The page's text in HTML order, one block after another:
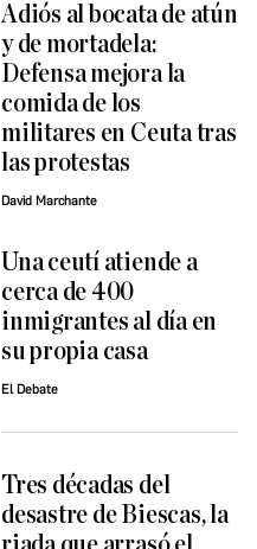
Adiós al bocata de atún
y de mortadela:
Defensa mejora la
comida de los
militares en Ceuta tras
las protestas
David Marchante
Una ceutí atiende a
cerca de 400
inmigrantes al día en
su propia casa
El Debate
Tres décadas del
desastre de Biescas, la